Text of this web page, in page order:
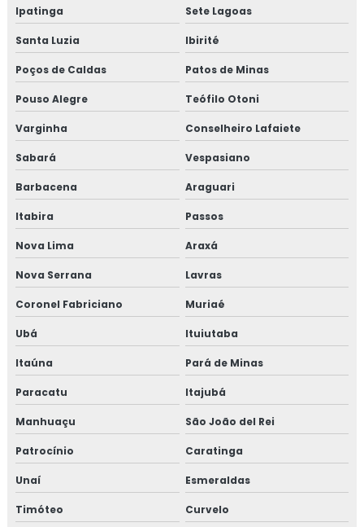
Consultoria em revisão norma FSSC 22000
Consultoria em rotulagem de alimentos
Consultoria em sensibilização programa 5s
Consultoria para setor alimentício
Consultoria em sistema de gestão halal
Consultoria em transporte de feed materials
Consultoria em tratamento de não conformidades
Consultoria em tratamento de não conformidades e
causas raiz
Curso de 5s para empresas
Curso auditor interno fssc 22000
Curso de auditor interno iso
Curso auditor interno iso 14001
Ipatinga Sete Lagoas
Santa Luzia Ibirité
Poços de Caldas Patos de Minas
Pouso Alegre Teófilo Otoni
Varginha Conselheiro Lafaiete
Sabará Vespasiano
Barbacena Araguari
Itabira Passos
Nova Lima Araxá
Nova Serrana Lavras
Coronel Fabriciano Muriaé
Ubá Ituiutaba
Itaúna Pará de Minas
Paracatu Itajubá
Manhuaçu São João del Rei
Patrocínio Caratinga
Unaí Esmeraldas
Timóteo Curvelo